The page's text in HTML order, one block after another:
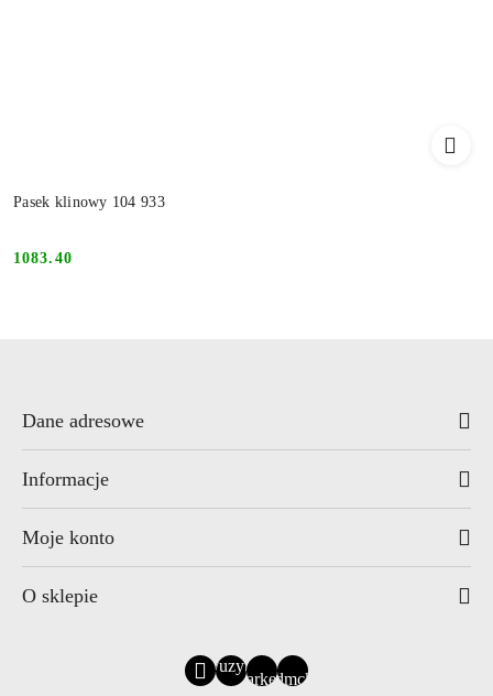
Pasek klinowy 104 933
Cena:
1083.40
Dane adresowe
Informacje
Moje konto
O sklepie